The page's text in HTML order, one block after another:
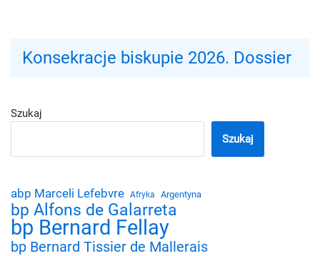
Konsekracje biskupie 2026. Dossier
Szukaj
Szukaj
abp Marceli Lefebvre Afryka Argentyna
bp Alfons de Galarreta
bp Bernard Fellay
bp Bernard Tissier de Mallerais